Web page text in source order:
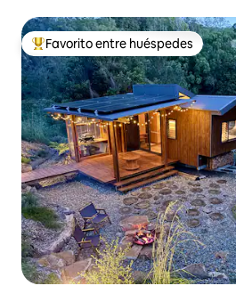
Favorito entre huéspedes preferido
Favorito entre huéspedes